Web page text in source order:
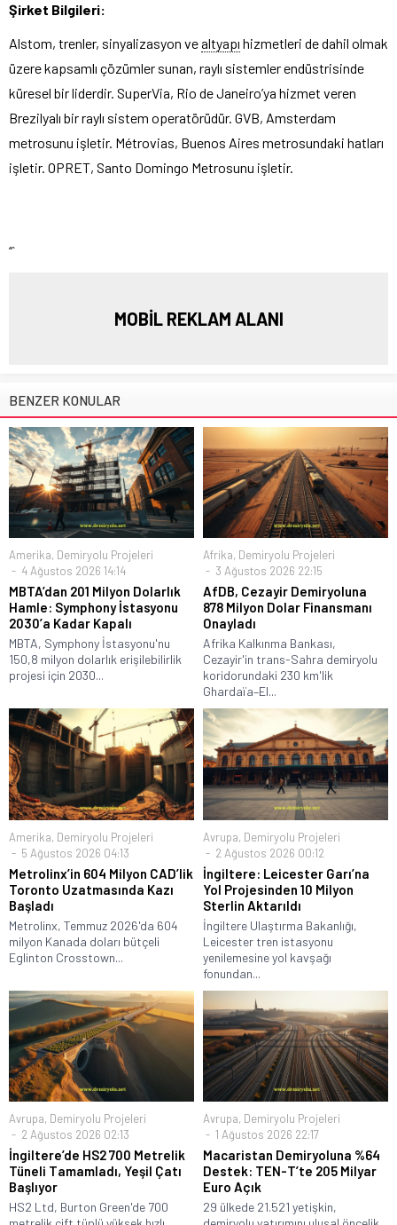
Şirket Bilgileri:
Alstom, trenler, sinyalizasyon vealtyapı hizmetleri de dahil olmak
üzere kapsamlı çözümler sunan, raylı sistemler endüstrisinde
küresel bir liderdir. SuperVia, Rio de Janeiro’ya hizmet veren
Brezilyalı bir raylı sistem operatörüdür. GVB, Amsterdam
metrosunu işletir. Métrovias, Buenos Aires metrosundaki hatları
işletir. OPRET, Santo Domingo Metrosunu işletir.
“`
MOBİL REKLAM ALANI
BENZER KONULAR
Amerika, Demiryolu Projeleri
4 Ağustos 2026 14:14
MBTA’dan 201 Milyon Dolarlık
Hamle: Symphony İstasyonu
2030’a Kadar Kapalı
MBTA, Symphony İstasyonu'nu
150,8 milyon dolarlık erişilebilirlik
projesi için 2030...
Afrika, Demiryolu Projeleri
3 Ağustos 2026 22:15
AfDB, Cezayir Demiryoluna
878 Milyon Dolar Finansmanı
Onayladı
Afrika Kalkınma Bankası,
Cezayir'in trans-Sahra demiryolu
koridorundaki 230 km'lik
Ghardaïa–El...
Amerika, Demiryolu Projeleri
5 Ağustos 2026 04:13
Metrolinx’in 604 Milyon CAD’lik
Toronto Uzatmasında Kazı
Başladı
Metrolinx, Temmuz 2026'da 604
milyon Kanada doları bütçeli
Eglinton Crosstown...
Avrupa, Demiryolu Projeleri
2 Ağustos 2026 00:12
İngiltere: Leicester Garı’na
Yol Projesinden 10 Milyon
Sterlin Aktarıldı
İngiltere Ulaştırma Bakanlığı,
Leicester tren istasyonu
yenilemesine yol kavşağı
fonundan...
Avrupa, Demiryolu Projeleri
2 Ağustos 2026 02:13
İngiltere’de HS2 700 Metrelik
Tüneli Tamamladı, Yeşil Çatı
Başlıyor
HS2 Ltd, Burton Green'de 700
Avrupa, Demiryolu Projeleri
1 Ağustos 2026 22:17
Macaristan Demiryoluna %64
Destek: TEN-T’te 205 Milyar
Euro Açık
29 ülkede 21.521 yetişkin,